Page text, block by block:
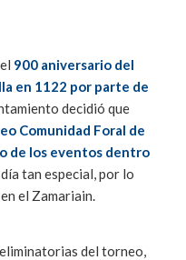
900 aniversario del
en 1122 por parte de
decidió que
Comunidad Foral de
de los eventos dentro
tan especial, por lo
el Zamariain.
del torneo,